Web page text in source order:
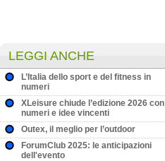
LEGGI ANCHE
L’Italia dello sport e del fitness in
numeri
XLeisure chiude l’edizione 2026 con
numeri e idee vincenti
Outex, il meglio per l’outdoor
ForumClub 2025: le anticipazioni
dell'evento